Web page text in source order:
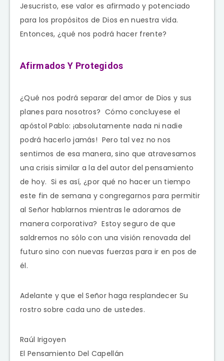
Jesucristo, ese valor es afirmado y potenciado
para los propósitos de Dios en nuestra vida.
Entonces, ¿qué nos podrá hacer frente?
Afirmados Y Protegidos
¿Qué nos podrá separar del amor de Dios y sus
planes para nosotros? Cómo concluyese el
apóstol Pablo: ¡absolutamente nada ni nadie
podrá hacerlo jamás! Pero tal vez no nos
sentimos de esa manera, sino que atravesamos
una crisis similar a la del autor del pensamiento
de hoy. Si es así, ¿por qué no hacer un tiempo
este fin de semana y congregarnos para permitir
al Señor hablarnos mientras le adoramos de
manera corporativa? Estoy seguro de que
saldremos no sólo con una visión renovada del
futuro sino con nuevas fuerzas para ir en pos de
él.
Adelante y que el Señor haga resplandecer Su
rostro sobre cada uno de ustedes.
Raúl Irigoyen
El Pensamiento Del Capellán